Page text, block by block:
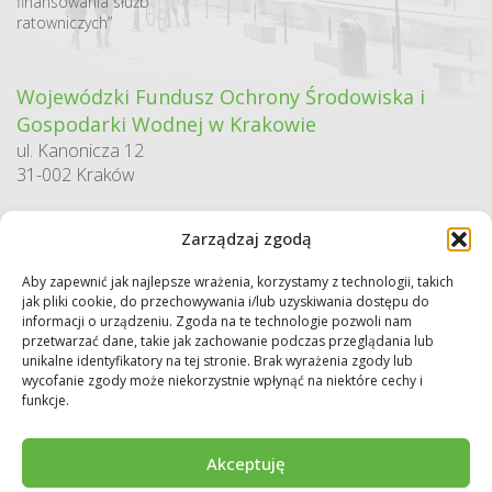
Zarządzaj zgodą
Aby zapewnić jak najlepsze wrażenia, korzystamy z technologii, takich
jak pliki cookie, do przechowywania i/lub uzyskiwania dostępu do
informacji o urządzeniu. Zgoda na te technologie pozwoli nam
przetwarzać dane, takie jak zachowanie podczas przeglądania lub
unikalne identyfikatory na tej stronie. Brak wyrażenia zgody lub
wycofanie zgody może niekorzystnie wpłynąć na niektóre cechy i
funkcje.
Akceptuję
ratowniczych”
Wojewódzki Fundusz Ochrony Środowiska i
Gospodarki Wodnej w Krakowie
ul. Kanonicza 12
31-002 Kraków
Sekretariat / Dziennik podawczy
tel.: 12 422 94 90
e-mail:biuro@wfos.krakow.pl